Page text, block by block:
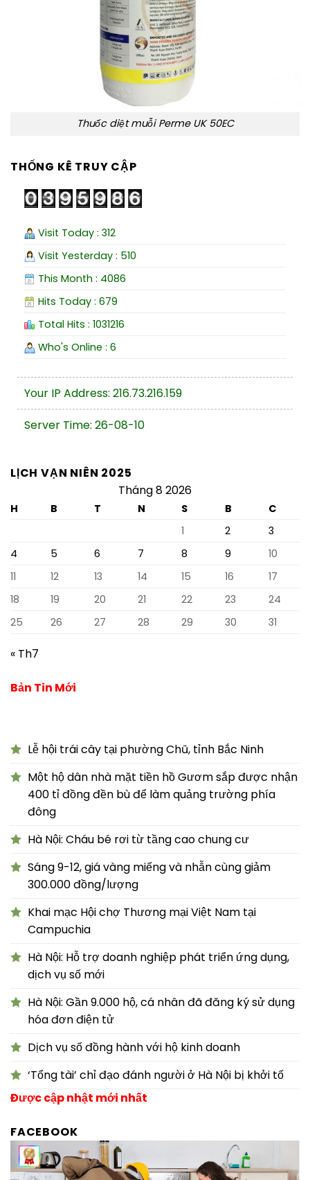
Thuốc diệt muỗi Perme UK 50EC
THỐNG KÊ TRUY CẬP
Visit Today : 312
Visit Yesterday : 510
This Month : 4086
Hits Today : 679
Total Hits : 1031216
Who's Online : 6
Your IP Address: 216.73.216.159
Server Time: 26-08-10
LỊCH VẠN NIÊN 2025
Tháng 8 2026
H B T N S B
C
1
2
3
4
5 6 7 8 9
10
11
12 13 14 15 16
17
18
19 20 21 22 23
24
25
26 27 28 29 30 31
« Th7
Bản Tin Mới
Lễ hội trái cây tại phường Chũ, tỉnh Bắc Ninh
Một hộ dân nhà mặt tiền hồ Gươm sắp được nhận
400 tỉ đồng đền bù để làm quảng trường phía
đông
Hà Nội: Cháu bé rơi từ tầng cao chung cư
Sáng 9-12, giá vàng miếng và nhẫn cùng giảm
300.000 đồng/lượng
Khai mạc Hội chợ Thương mại Việt Nam tại
Campuchia
Hà Nội: Hỗ trợ doanh nghiệp phát triển ứng dụng,
dịch vụ số mới
Hà Nội: Gần 9.000 hộ, cá nhân đã đăng ký sử dụng
hóa đơn điện tử
Dịch vụ số đồng hành với hộ kinh doanh
‘Tổng tài’ chỉ đạo đánh người ở Hà Nội bị khởi tố
Được cập nhật mới nhất
FACEBOOK